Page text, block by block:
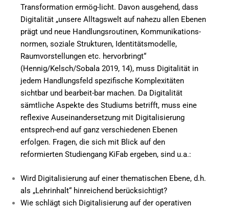
Transformation ermög-licht. Davon ausgehend, dass
Digitalität „unsere Alltagswelt auf nahezu allen Ebenen
prägt und neue Handlungsroutinen, Kommunikations-
normen, soziale Strukturen, Identitätsmodelle,
Raumvorstellungen etc. hervorbringt“
(Hennig/Kelsch/Sobala 2019, 14), muss Digitalität in
jedem Handlungsfeld spezifische Komplexitäten
sichtbar und bearbeit-bar machen. Da Digitalität
sämtliche Aspekte des Studiums betrifft, muss eine
reflexive Auseinandersetzung mit Digitalisierung
entsprech-end auf ganz verschiedenen Ebenen
erfolgen. Fragen, die sich mit Blick auf den
reformierten Studiengang KiFab ergeben, sind u.a.:
Wird Digitalisierung auf einer thematischen Ebene, d.h.
als „Lehrinhalt“ hinreichend berücksichtigt?
Wie schlägt sich Digitalisierung auf der operativen